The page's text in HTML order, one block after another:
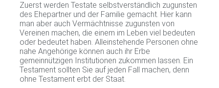
Zuerst werden Testate selbstverständlich zugunsten
des Ehepartner und der Familie gemacht. Hier kann
man aber auch Vermächtnisse zugunsten von
Vereinen machen, die einem im Leben viel bedeuten
oder bedeutet haben. Alleinstehende Personen ohne
nahe Angehörige können auch ihr Erbe
gemeinnützigen Institutionen zukommen lassen. Ein
Testament sollten Sie auf jeden Fall machen, denn
ohne Testament erbt der Staat.